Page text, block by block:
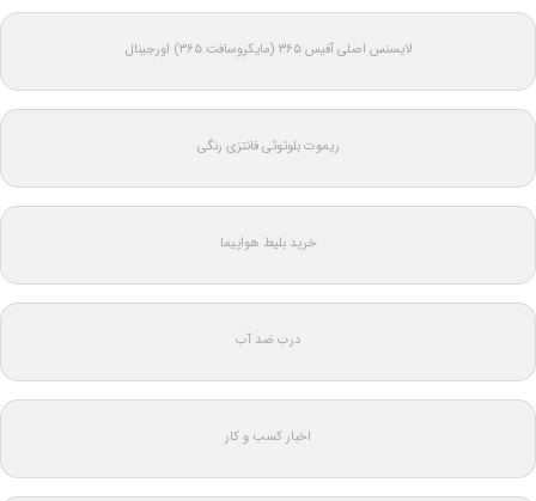
لایسنس اصلی آفیس ۳۶۵ (مایکروسافت ۳۶۵) اورجینال
ریموت بلوتوثی فانتزی رنگی
خرید بلیط هواپیما
درب ضد آب
اخبار کسب و کار